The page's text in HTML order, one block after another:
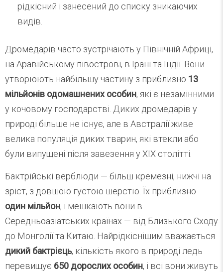
рідкісний і занесений до списку зникаючих
видів.
Дромедарів часто зустрічають у Північній Африці,
на Аравійському півострові, в Ірані та Індії. Вони
утворюють найбільшу частину з приблизно 13
мільйонів одомашнених особин, які є незамінними
у кочовому господарстві. Диких дромедарів у
природі більше не існує, але в Австралії живе
велика популяція диких тварин, які втекли або
були випущені після завезення у ХІХ столітті.
Бактрійські верблюди — більш кремезні, нижчі на
зріст, з довшою густою шерстю. Їх приблизно
один мільйон, і мешкають вони в
Середньоазіатських країнах — від Близького Сходу
до Монголії та Китаю. Найрідкіснішим вважається
дикий бактрієць, кількість якого в природі ледь
перевищує 650 дорослих особин, і всі вони живуть